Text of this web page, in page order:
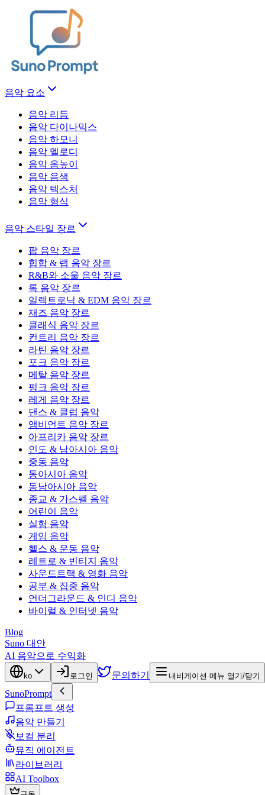
음악 요소
음악 리듬
음악 다이나믹스
음악 하모니
음악 멜로디
음악 음높이
음악 음색
음악 텍스처
음악 형식
음악 스타일 장르
팝 음악 장르
힙합 & 랩 음악 장르
R&B와 소울 음악 장르
록 음악 장르
일렉트로닉 & EDM 음악 장르
재즈 음악 장르
클래식 음악 장르
컨트리 음악 장르
라틴 음악 장르
포크 음악 장르
메탈 음악 장르
펑크 음악 장르
레게 음악 장르
댄스 & 클럽 음악
앰비언트 음악 장르
아프리카 음악 장르
인도 & 남아시아 음악
중동 음악
동아시아 음악
동남아시아 음악
종교 & 가스펠 음악
어린이 음악
실험 음악
게임 음악
헬스 & 운동 음악
레트로 & 빈티지 음악
사운드트랙 & 영화 음악
공부 & 집중 음악
언더그라운드 & 인디 음악
바이럴 & 인터넷 음악
Blog
Suno 대안
AI 음악으로 수익화
ko 로그인 문의하기 내비게이션 메뉴 열기/닫기
SunoPrompt
프롬프트 생성
음악 만들기
보컬 분리
뮤직 에이전트
라이브러리
AI Toolbox